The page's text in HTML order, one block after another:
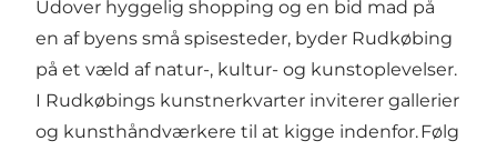
Udover hyggelig shopping og en bid mad på
en af byens små spisesteder, byder Rudkøbing
på et væld af natur-, kultur- og kunstoplevelser.
I Rudkøbings kunstnerkvarter inviterer gallerier
og kunsthåndværkere til at kigge indenfor. Følg